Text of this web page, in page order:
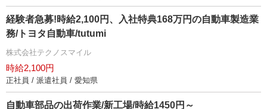
経験者急募!時給2,100円、入社特典168万円の自動車製造業
務/トヨタ自動車/tutumi
株式会社テクノスマイル
時給2,100円
正社員 / 派遣社員 / 愛知県
自動車部品の出荷作業/新工場/時給1450円～